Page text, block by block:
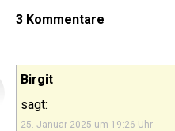
3 Kommentare
Birgit
sagt:
25. Januar 2025 um 19:26 Uhr